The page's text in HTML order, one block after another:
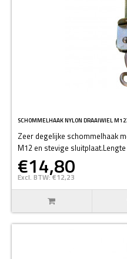
SCHOMMELHAAK NYLON DRAAIWIEL
Zeer degelijke schommelhaak
M12 en stevige
€14,80
Excl. BTW: €12,23